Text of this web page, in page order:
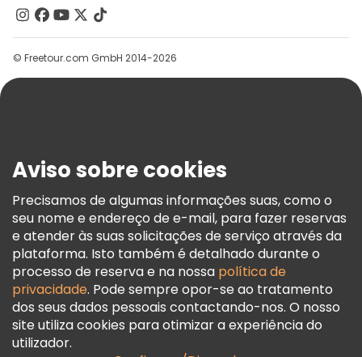
Contacte-Nos
Grupos
Ajuda
Termos E Informações Legais
Política De Cookies
Freetour Prémios
Programa De Fidelidade
© Freetour.com GmbH 2014-2026
Aviso sobre cookies
Precisamos de algumas informações suas, como o
seu nome e endereço de e-mail, para fazer reservas
e atender às suas solicitações de serviço através da
plataforma. Isto também é detalhado durante o
processo de reserva e na nossa política de
privacidade. Pode sempre opor-se ao tratamento
dos seus dados pessoais contactando-nos. O nosso
site utiliza cookies para otimizar a experiência do
utilizador.